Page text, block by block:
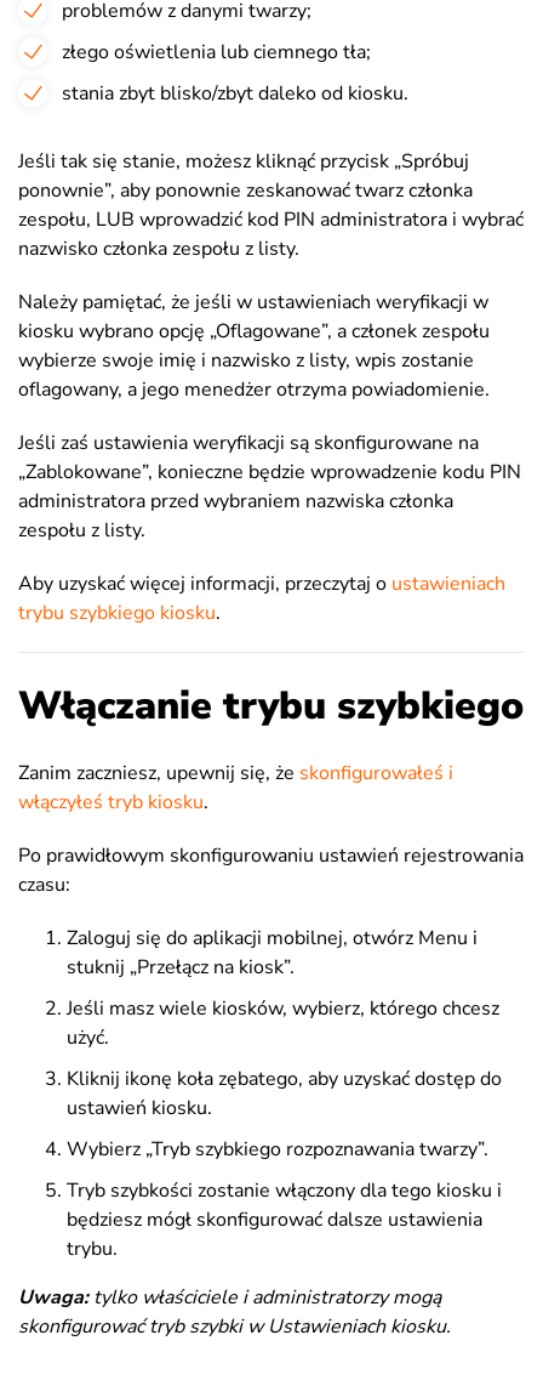
problemów z danymi twarzy;
złego oświetlenia lub ciemnego tła;
stania zbyt blisko/zbyt daleko od kiosku.
Jeśli tak się stanie, możesz kliknąć przycisk „Spróbuj
ponownie”, aby ponownie zeskanować twarz członka
zespołu, LUB wprowadzić kod PIN administratora i wybrać
nazwisko członka zespołu z listy.
Należy pamiętać, że jeśli w ustawieniach weryfikacji w
kiosku wybrano opcję „Oflagowane”, a członek zespołu
wybierze swoje imię i nazwisko z listy, wpis zostanie
oflagowany, a jego menedżer otrzyma powiadomienie.
Jeśli zaś ustawienia weryfikacji są skonfigurowane na
„Zablokowane”, konieczne będzie wprowadzenie kodu PIN
administratora przed wybraniem nazwiska członka
zespołu z listy.
Aby uzyskać więcej informacji, przeczytaj o ustawieniach
trybu szybkiego kiosku.
Włączanie trybu szybkiego
Zanim zaczniesz, upewnij się, że skonfigurowałeś i
włączyłeś tryb kiosku.
Po prawidłowym skonfigurowaniu ustawień rejestrowania
czasu:
Zaloguj się do aplikacji mobilnej, otwórz Menu i
stuknij „Przełącz na kiosk”.
Jeśli masz wiele kiosków, wybierz, którego chcesz
użyć.
Kliknij ikonę koła zębatego, aby uzyskać dostęp do
ustawień kiosku.
Wybierz „Tryb szybkiego rozpoznawania twarzy”.
Tryb szybkości zostanie włączony dla tego kiosku i
będziesz mógł skonfigurować dalsze ustawienia
trybu.
Uwaga:tylko właściciele i administratorzy mogą
skonfigurować tryb szybki w Ustawieniach kiosku.